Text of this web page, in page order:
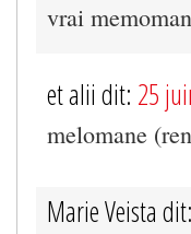
vrai
et alii dit: 25
melomane
Marie Veista dit: